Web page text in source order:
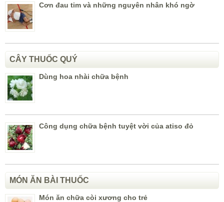
Cơn đau tim và những nguyên nhân khó ngờ
CÂY THUỐC QUÝ
Dùng hoa nhài chữa bệnh
Công dụng chữa bệnh tuyệt vời của atiso đỏ
MÓN ĂN BÀI THUỐC
Món ăn chữa còi xương cho trẻ